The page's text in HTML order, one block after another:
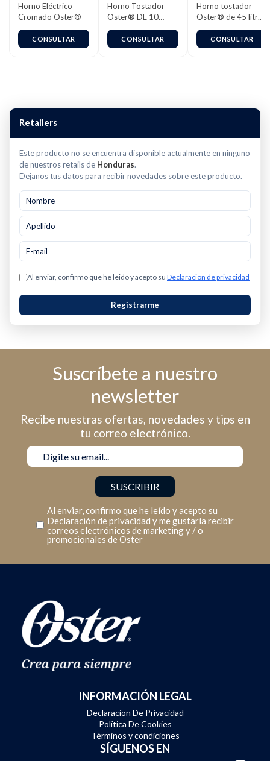
Horno Eléctrico
Cromado Oster®
CONSULTAR
Horno Tostador
Oster® DE 10
Litros | Color Rojo |
Rejilla Ajustable |
Cronómetro |
CONSULTAR
Horno tostador
Oster® de 45 litros
con tecnología de
convección
TSSTTV0045
CONSULTAR
Retailers
Este producto no se encuentra disponible actualmente en ninguno
de nuestros retails de Honduras.
Dejanos tus datos para recibir novedades sobre este producto.
Al enviar, confirmo que he leido y acepto su Declaracion de privacidad
Registrarme
Suscríbete a nuestro
newsletter
Recibe nuestras ofertas, novedades y tips en
tu correo electrónico.
Al enviar, confirmo que he leído y acepto su
Declaración de privacidad y me gustaría recibir
correos electrónicos de marketing y / o
promocionales de Oster
INFORMACIÓN LEGAL
Declaracion De Privacidad
Política De Cookies
Términos y condiciones
SÍGUENOS EN